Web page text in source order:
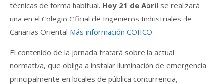
técnicas de forma habitual. Hoy 21 de Abril se realizará
una en el Colegio Oficial de Ingenieros Industriales de
Canarias Oriental Más información COIICO
El contenido de la jornada tratará sobre la actual
normativa, que obliga a instalar iluminación de emergencia
principalmente en locales de pública concurrencia,